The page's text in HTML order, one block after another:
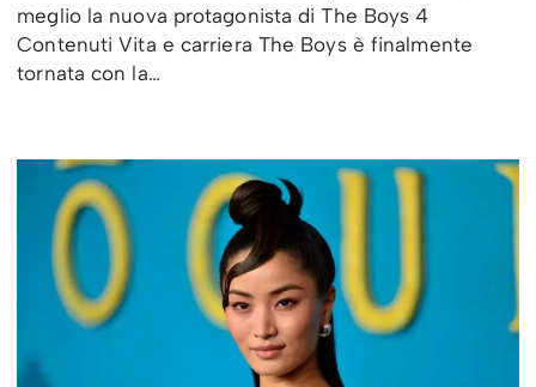
meglio la nuova protagonista di The Boys 4
Contenuti Vita e carriera The Boys è finalmente
tornata con la…